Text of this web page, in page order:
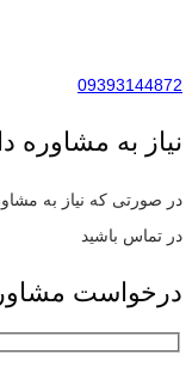
09393144872
نیاز به مشاوره
در صورتی که نیاز به
در تماس باشید
درخواست